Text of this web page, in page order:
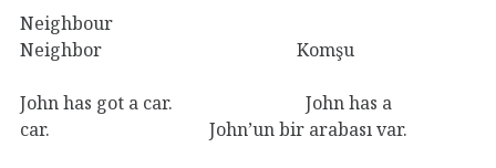
Neighbour
Neighbor Komşu
John has got a car. John has a
car. John’un bir arabası var.